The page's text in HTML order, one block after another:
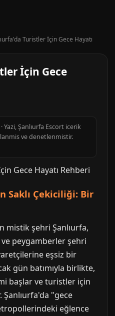
Turistler İçin Gece Hayatı
İçin Gece
· Yazi, Şanlıurfa Escort icerik
ve denetlenmistir.
Saklı Çekiciliği: Bir
mistik şehri Şanlıurfa,
ve peygamberler şehri
eşsiz bir
gün batımıyla birlikte,
başlar ve turistler için
Şanlıurfa'da "gece
eğlence